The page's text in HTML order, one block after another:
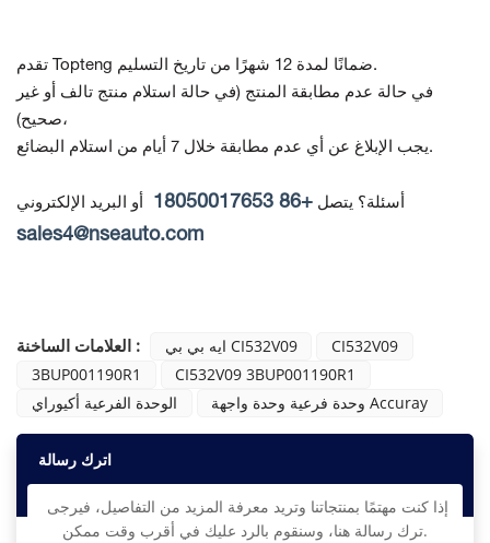
تقدم Topteng ضمانًا لمدة 12 شهرًا من تاريخ التسليم.
في حالة عدم مطابقة المنتج (في حالة استلام منتج تالف أو غير
صحيح)،
يجب الإبلاغ عن أي عدم مطابقة خلال 7 أيام من استلام البضائع.
أسئلة؟ يتصل +86 18050017653 أو البريد الإلكتروني
sales4@nseauto.com
العلامات الساخنة : ايه بي بي CI532V09
CI532V09
3BUP001190R1
CI532V09 3BUP001190R1
الوحدة الفرعية أكيوراي
وحدة فرعية وحدة واجهة Accuray
اترك رسالة
ترك رسالة هنا، وسنقوم بالرد عليك في أقرب وقت ممكن.